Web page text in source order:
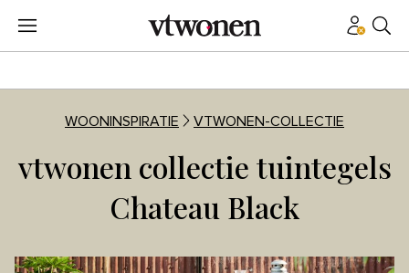
WOONINSPIRATIE VTWONEN-COLLECTIE
vtwonen collectie tuintegels
Chateau Black